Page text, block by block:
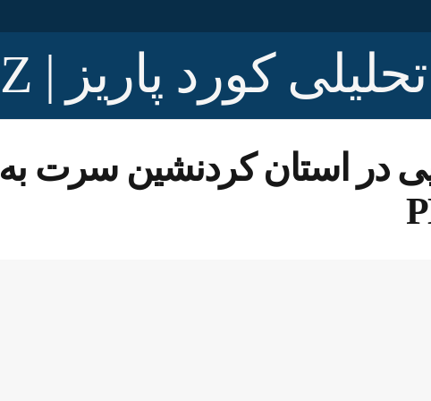
۱۹ روستایی در استان کردنشین سرت به